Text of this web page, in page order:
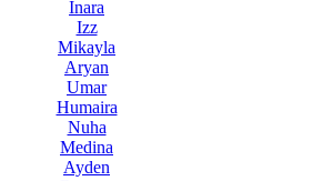
Inara
Izz
Mikayla
Aryan
Umar
Humaira
Nuha
Medina
Ayden